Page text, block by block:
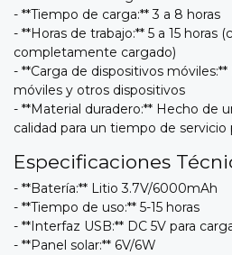
- **Tiempo de carga:** 3 a 8 horas
- **Horas de trabajo:** 5 a 15 horas
completamente cargado)
- **Carga de dispositivos
móviles y otros dispositivos
- **Material duradero:** Hecho de
calidad para un tiempo de servicio
Especificaciones
- **Batería:** Litio 3.7V/6000mAh
- **Tiempo de uso:** 5-15 horas
- **Interfaz USB:** DC 5V para
- **Panel solar:** 6V/6W